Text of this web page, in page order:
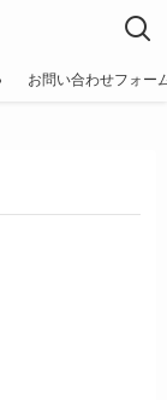
お問い合わせフォー